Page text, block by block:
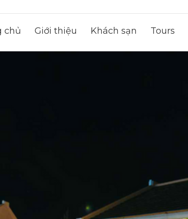
chủ Giới thiệu Khách sạn Tours